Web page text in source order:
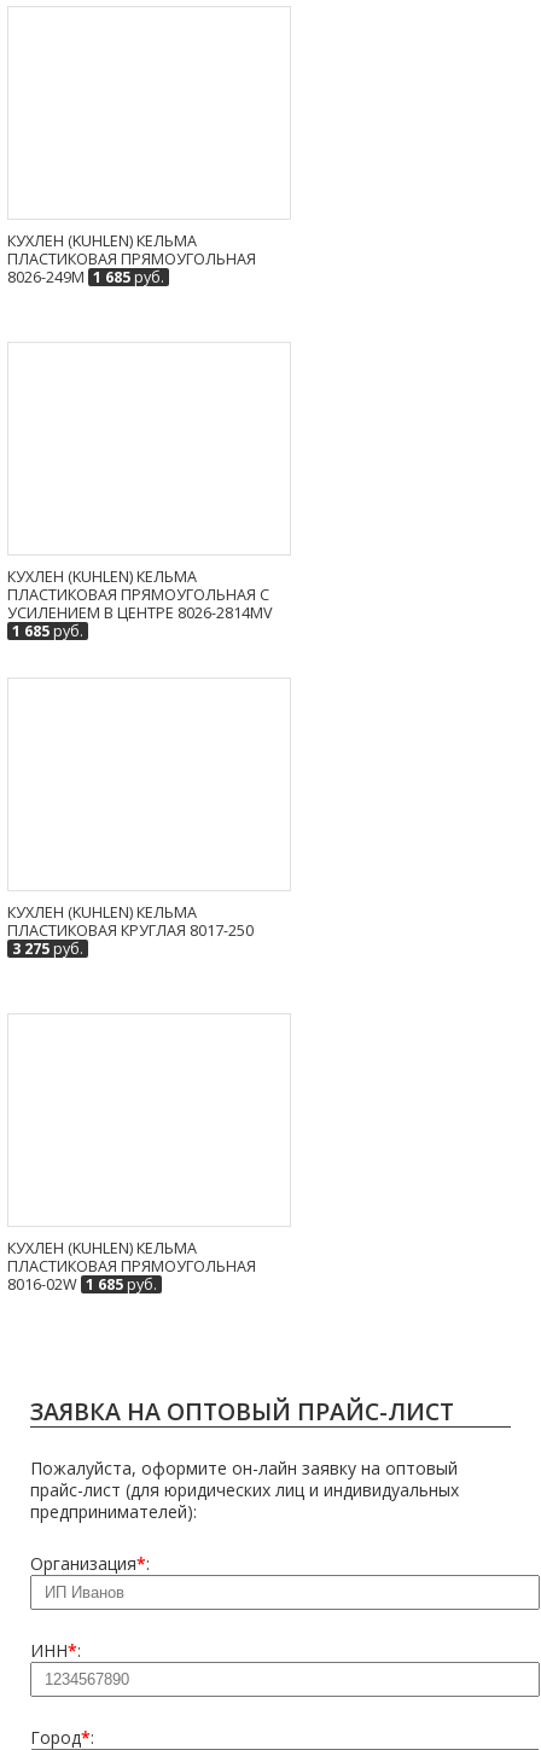
КУХЛЕН (KUHLEN) КЕЛЬМА
ПЛАСТИКОВАЯ ПРЯМОУГОЛЬНАЯ
8026-249M 1 685руб.
КУХЛЕН (KUHLEN) КЕЛЬМА
ПЛАСТИКОВАЯ ПРЯМОУГОЛЬНАЯ С
УСИЛЕНИЕМ В ЦЕНТРЕ 8026-2814MV
1 685руб.
КУХЛЕН (KUHLEN) КЕЛЬМА
ПЛАСТИКОВАЯ КРУГЛАЯ 8017-250
3 275руб.
КУХЛЕН (KUHLEN) КЕЛЬМА
ПЛАСТИКОВАЯ ПРЯМОУГОЛЬНАЯ
8016-02W 1 685руб.
ЗАЯВКА НА ОПТОВЫЙ ПРАЙС-ЛИСТ
Пожалуйста, оформите он-лайн заявку на оптовый
прайс-лист (для юридических лиц и индивидуальных
предпринимателей):
Организация*:
ИНН*:
Город*: